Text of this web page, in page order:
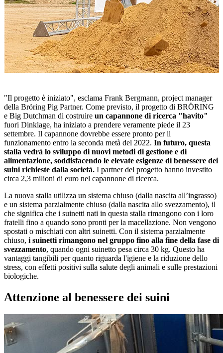
"Il progetto è iniziato", esclama Frank Bergmann, project manager
della Bröring Pig Partner. Come previsto, il progetto di BRÖRING
e Big Dutchman di costruire un capannone di ricerca "havito"
fuori Dinklage, ha iniziato a prendere veramente piede il 23
settembre. Il capannone dovrebbe essere pronto per il
funzionamento entro la seconda metà del 2022. In futuro, questa
stalla vedrà lo sviluppo di nuovi metodi di gestione e di
alimentazione, soddisfacendo le elevate esigenze di benessere dei
suini richieste dalla società. I partner del progetto hanno investito
circa 2,3 milioni di euro nel capannone di ricerca.
La nuova stalla utilizza un sistema chiuso (dalla nascita all’ingrasso)
e un sistema parzialmente chiuso (dalla nascita allo svezzamento), il
che significa che i suinetti nati in questa stalla rimangono con i loro
fratelli fino a quando sono pronti per la macellazione. Non vengono
spostati o mischiati con altri suinetti. Con il sistema parzialmente
chiuso, i suinetti rimangono nel gruppo fino alla fine della fase di
svezzamento, quando ogni suinetto pesa circa 30 kg. Questo ha
vantaggi tangibili per quanto riguarda l'igiene e la riduzione dello
stress, con effetti positivi sulla salute degli animali e sulle prestazioni
biologiche.
Attenzione al benessere dei suini